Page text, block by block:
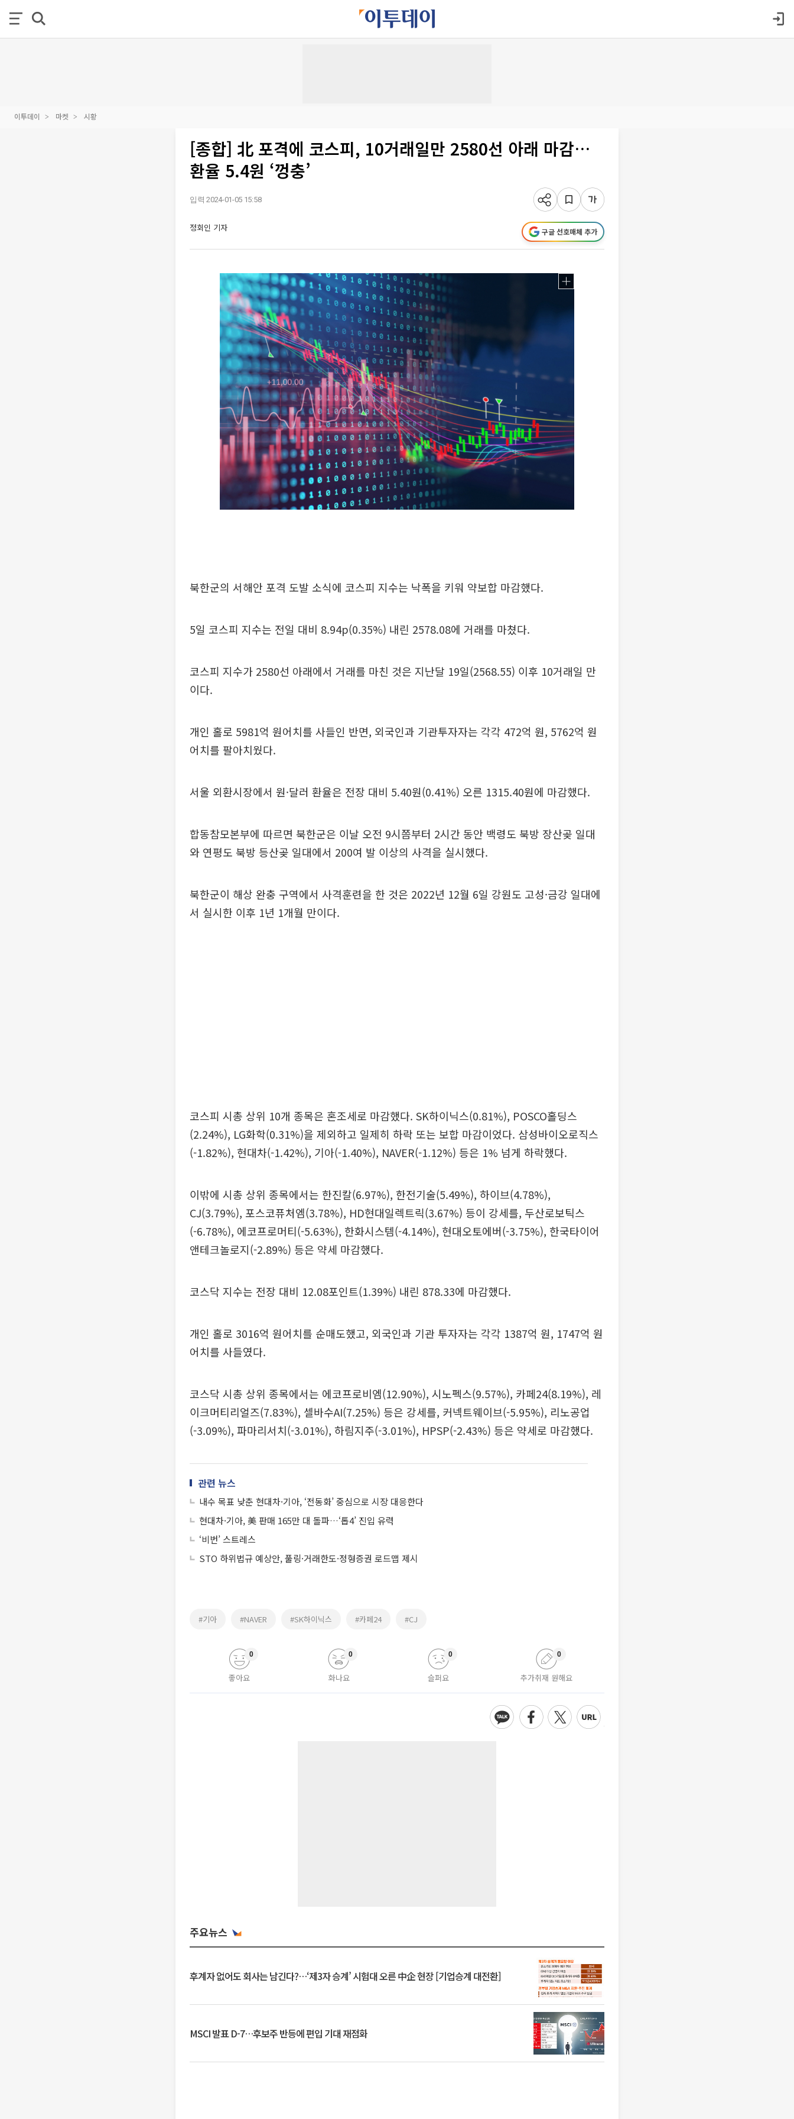
이투데이 마켓 시황
[종합] 北 포격에 코스피, 10거래일만 2580선 아래 마감…
환율 5.4원 ‘껑충’
입력 2024-01-05 15:58
정회인 기자 구글 선호매체 추가
북한군의 서해안 포격 도발 소식에 코스피 지수는 낙폭을 키워 약보합 마감했다.
5일 코스피 지수는 전일 대비 8.94p(0.35%) 내린 2578.08에 거래를 마쳤다.
코스피 지수가 2580선 아래에서 거래를 마친 것은 지난달 19일(2568.55) 이후 10거래일 만
이다.
개인 홀로 5981억 원어치를 사들인 반면, 외국인과 기관투자자는 각각 472억 원, 5762억 원
어치를 팔아치웠다.
서울 외환시장에서 원·달러 환율은 전장 대비 5.40원(0.41%) 오른 1315.40원에 마감했다.
합동참모본부에 따르면 북한군은 이날 오전 9시쯤부터 2시간 동안 백령도 북방 장산곶 일대
와 연평도 북방 등산곶 일대에서 200여 발 이상의 사격을 실시했다.
북한군이 해상 완충 구역에서 사격훈련을 한 것은 2022년 12월 6일 강원도 고성·금강 일대에
서 실시한 이후 1년 1개월 만이다.
코스피 시총 상위 10개 종목은 혼조세로 마감했다. SK하이닉스(0.81%), POSCO홀딩스
(2.24%), LG화학(0.31%)을 제외하고 일제히 하락 또는 보합 마감이었다. 삼성바이오로직스
(-1.82%), 현대차(-1.42%), 기아(-1.40%), NAVER(-1.12%) 등은 1% 넘게 하락했다.
이밖에 시총 상위 종목에서는 한진칼(6.97%), 한전기술(5.49%), 하이브(4.78%),
CJ(3.79%), 포스코퓨처엠(3.78%), HD현대일렉트릭(3.67%) 등이 강세를, 두산로보틱스
(-6.78%), 에코프로머티(-5.63%), 한화시스템(-4.14%), 현대오토에버(-3.75%), 한국타이어
앤테크놀로지(-2.89%) 등은 약세 마감했다.
코스닥 지수는 전장 대비 12.08포인트(1.39%) 내린 878.33에 마감했다.
개인 홀로 3016억 원어치를 순매도했고, 외국인과 기관 투자자는 각각 1387억 원, 1747억 원
어치를 사들였다.
코스닥 시총 상위 종목에서는 에코프로비엠(12.90%), 시노펙스(9.57%), 카페24(8.19%), 레
이크머티리얼즈(7.83%), 셀바수AI(7.25%) 등은 강세를, 커넥트웨이브(-5.95%), 리노공업
(-3.09%), 파마리서치(-3.01%), 하림지주(-3.01%), HPSP(-2.43%) 등은 약세로 마감했다.
관련 뉴스
내수 목표 낮춘 현대차·기아, ‘전동화’ 중심으로 시장 대응한다
현대차·기아, 美 판매 165만 대 돌파…‘톱4’ 진입 유력
‘비번’ 스트레스
STO 하위법규 예상안, 풀링·거래한도·정형증권 로드맵 제시
#기아 #NAVER #SK하이닉스 #카페24 #CJ
좋아요
0
화나요
0
슬퍼요
0
추가취재 원해요
0
주요뉴스
후계자 없어도 회사는 남긴다?…‘제3자 승계’ 시험대 오른 中企 현장 [기업승계 대전환]
MSCI 발표 D-7…후보주 반등에 편입 기대 재점화